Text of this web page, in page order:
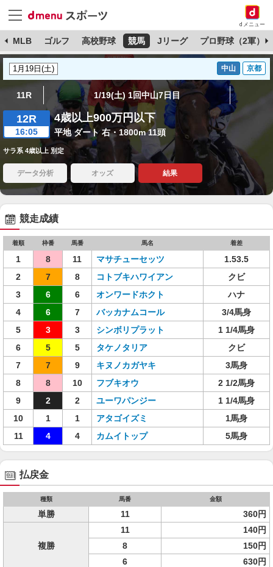
dメニュー
MLB ゴルフ 高校野球 競馬 Jリーグ プロ野球（2軍）
中山 京都
11R 1/19(土) 1回中山7日目
12R
16:05
4歳以上900万円以下
平地 ダート 右・1800m 11頭
サラ系 4歳以上 別定
データ分析 オッズ 結果
競走成績
着順 枠番 馬番 馬名 着差
1 8 11 マサチューセッツ
1.53.5
2
7 8 コトブキハワイアン
クビ
3
6 6 オンワードホクト
ハナ
4
6 7 バッカナムコール
3/4馬身
5
3 3 シンボリプラット
1 1/4馬身
6
5 5 タケノタリア
クビ
7
7 9 キヌノカガヤキ
3馬身
8
8 10 フブキオウ
2 1/2馬身
9
2 2 ユーワパンジー
1 1/4馬身
10
1 1 アタゴイズミ
1馬身
11
4 4 カムイトップ 5馬身
払戻金
種類 馬番 金額
単勝 11 360円
複勝
11
140円
8
150円
6
630円